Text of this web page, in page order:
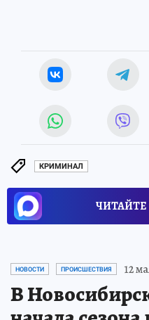
КРИМИНАЛ
НОВОСТИ ПРОИСШЕСТВИЯ 12
В